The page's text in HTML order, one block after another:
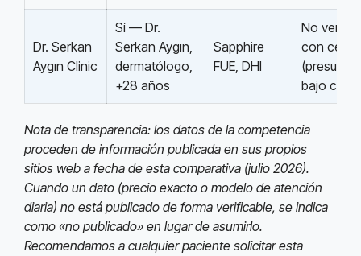
Dr. Serkan
Aygın Clinic
Sí — Dr.
Serkan Aygın,
dermatólogo,
+28 años
Sapphire
FUE, DHI
No
con
bajo
Nota de transparencia: los datos de la competencia
proceden de información publicada en sus propios
sitios web a fecha de esta comparativa (julio 2026).
Cuando un dato (precio exacto o modelo de atención
diaria) no está publicado de forma verificable, se indica
como «no publicado» en lugar de asumirlo.
Recomendamos a cualquier paciente solicitar esta